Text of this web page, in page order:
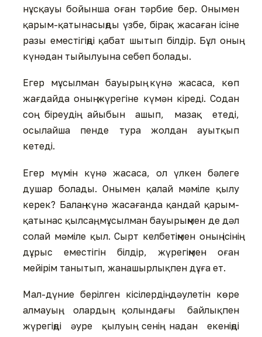
нұсқауы бойынша оған тәрбие бер. Онымен
қарым-қатынасыңды үзбе, бірақ жасаған ісіне
разы еместігіңді қабат шытып білдір. Бұл оның
күнәдан тыйылуына себеп болады.
Егер мұсылман бауырың күнә жасаса, көп
жағдайда оның жүрегіне күмән кіреді. Содан
соң біреудің айыбын ашып, мазақ етеді,
осылайша пенде тура жолдан ауытқып
кетеді.
Егер мүмін күнә жасаса, ол үлкен бәлеге
душар болады. Онымен қалай мәміле қылу
керек? Балаң күнә жасағанда қандай қарым-
қатынас қылсаң, мұсылман бауырыңмен де дәл
солай мәміле қыл. Сырт келбетіңмен оның ісінің
дұрыс еместігін білдір, жүрегіңмен оған
мейірім танытып, жанашырлықпен дұға ет.
Мал-дүние берілген кісілердің дәулетін көре
алмауың, олардың қолындағы байлықпен
жүрегіңді әуре қылуың сенің надан екеніңді